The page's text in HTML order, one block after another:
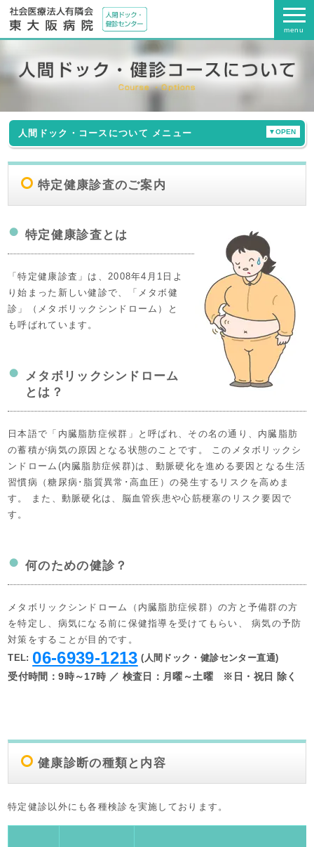
menu
人間ドック・コースについて メニュー
人間ドック コースのご案内
人間ドック 検査項目一覧
オプション検査一覧
気になる「カラダの部位」から検査項目を調べる
国保人間ドック
特定健康診査
国保プラス健診
特定健康診査のご案内
特定健康診査とは
「特定健康診査」は、2008年4月1日よ
り始まった新しい健診で、「メタボ健
診」（メタボリックシンドローム）と
も呼ばれています。
メタボリックシンドローム
とは？
日本語で「内臓脂肪症候群」と呼ばれ、その名の通り、内臓脂肪
の蓄積が病気の原因となる状態のことです。 このメタボリックシ
ンドローム(内臓脂肪症候群)は、動脈硬化を進める要因となる生活
習慣病（糖尿病･脂質異常･高血圧）の発生するリスクを高めま
す。 また、動脈硬化は、脳血管疾患や心筋梗塞のリスク要因で
す。
何のための健診？
メタボリックシンドローム（内臓脂肪症候群）の方と予備群の方
を特定し、病気になる前に保健指導を受けてもらい、 病気の予防
対策をすることが目的です。
TEL: 06-6939-1213 (人間ドック・健診センター直通)
受付時間：9時～17時 ／ 検査日：月曜～土曜 ※日・祝日 除く
健康診断の種類と内容
特定健診以外にも各種検診を実施しております。